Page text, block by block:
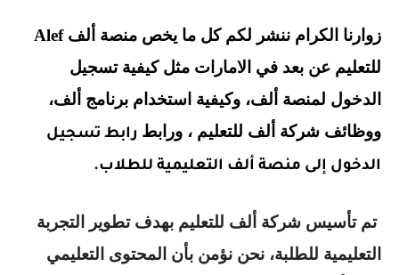
زوارنا الكرام ننشر لكم كل ما يخص منصة ألف Alef
للتعليم عن بعد في الامارات مثل كيفية تسجيل
الدخول لمنصة ألف، وكيفية استخدام برنامج ألف،
ووظائف شركة ألف للتعليم ، ورابط رابط تسجيل
الدخول إلى منصة ألف التعليمية للطلاب.
تم تأسيس شركة ألف للتعليم بهدف تطوير التجربة
التعليمية للطلبة، نحن نؤمن بأن المحتوى التعليمي